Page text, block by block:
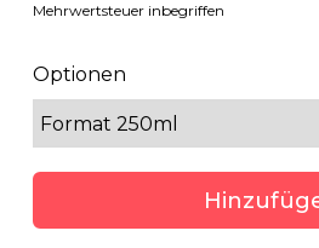
Mehrwertsteuer inbegriffen
Optionen